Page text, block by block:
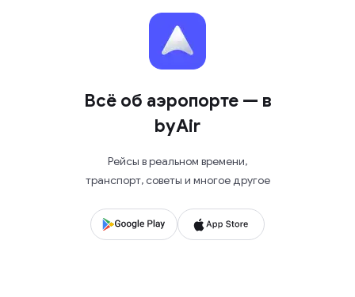
Всё об аэропорте — в
byAir
Рейсы в реальном времени,
транспорт, советы и многое другое